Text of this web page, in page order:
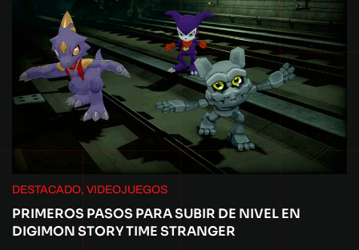
DESTACADO, VIDEOJUEGOS
PRIMEROS PASOS PARA SUBIR DE NIVEL EN
DIGIMON STORY TIME STRANGER